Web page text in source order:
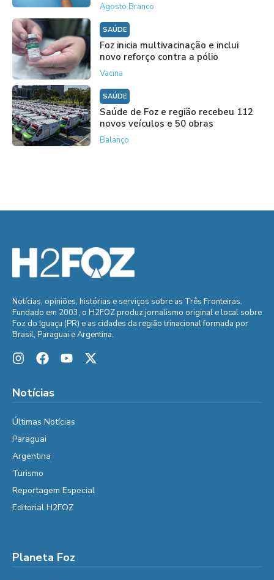
Agosto Branco
SAÚDE
Foz inicia multivacinação e inclui
novo reforço contra a pólio
Vacina
SAÚDE
Saúde de Foz e região recebeu 112
novos veículos e 50 obras
Balanço
Notícias, opiniões, histórias e serviços sobre as Três Fronteiras.
Fundado em 2003, o H2FOZ produz jornalismo original e local sobre
Foz do Iguaçu (PR) e as cidades da região trinacional formada por
Brasil, Paraguai e Argentina.
Notícias
Últimas Notícias
Paraguai
Argentina
Turismo
Reportagem Especial
Editorial H2FOZ
Planeta Foz